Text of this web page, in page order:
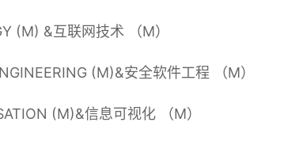
(M) &互联网技术 （M）
(M)&安全软件工程 （M）
(M)&信息可视化 （M）